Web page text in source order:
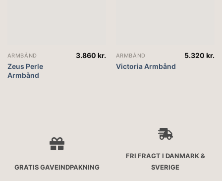
ARMBÅND
Zeus Perle
Armbånd
3.860kr. ARMBÅND
Victoria Armbånd
5.320kr.
GRATIS GAVEINDPAKNING
FRI FRAGT I DANMARK &
SVERIGE